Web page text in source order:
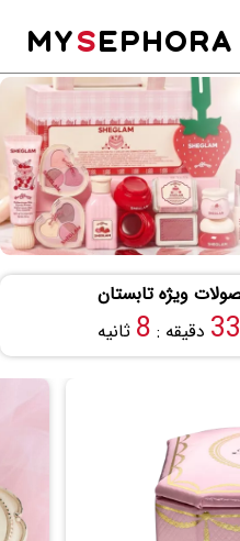
MYSEPHORA
33 دقیقه : 7 ثانیه